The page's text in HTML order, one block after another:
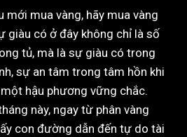
mua vàng, hãy mua vàng
giàu có ở đây không chỉ là số
tủ, mà là sự giàu có trong
sự an tâm trong tâm hồn khi
hậu phương vững chắc.
này, ngay từ phân vàng
con đường dẫn đến tự do tài